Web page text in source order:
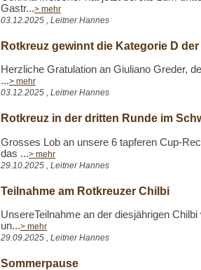
Gastr...> mehr
03.12.2025 , Leitner Hannes
Rotkreuz gewinnt die Kategorie D
Herzliche Gratulation an Giuliano Greder,
...> mehr
03.12.2025 , Leitner Hannes
Rotkreuz in der dritten Runde im
Grosses Lob an unsere 6 tapferen Cup-
das ...> mehr
29.10.2025 , Leitner Hannes
Teilnahme am Rotkreuzer Chilbi
UnsereTeilnahme an der diesjährigen
un...> mehr
29.09.2025 , Leitner Hannes
Sommerpause